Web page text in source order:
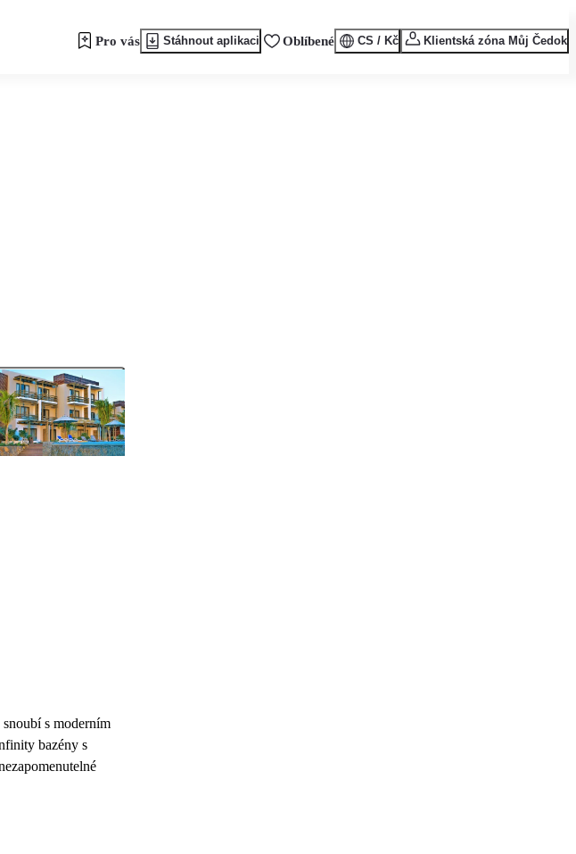
Pro vás Stáhnout aplikaci Oblíbené CS / Kč Klientská zóna Můj Čedok
s moderním
bazény s